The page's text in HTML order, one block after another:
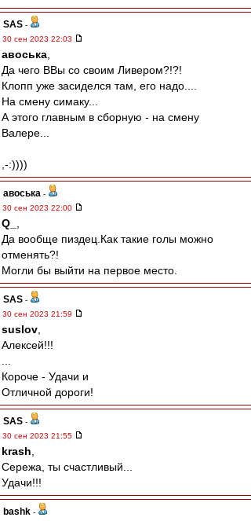
SAS -
30 сен 2023 22:03
авоська
Да чего ВВы со своим Ливером?!?!
Клопп уже засиделся там, его надо....
На смену симаку...
А этого главным в сборную - на смену
Валере...
,-:))))
авоська -
30 сен 2023 22:00
Q_
Да вообще пиздец.Как такие голы можно
отменять?!
Могли бы выйти на первое место.
SAS -
30 сен 2023 21:59
suslov
Алексей!!!
Короче - Удачи и
Отличной дороги!
SAS -
30 сен 2023 21:55
krash
Сережа, ты счастливый...
Удачи!!!
bashk -